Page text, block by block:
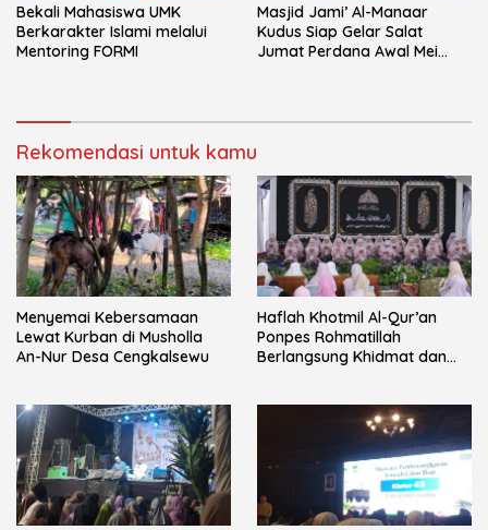
Bekali Mahasiswa UMK
Berkarakter Islami melalui
Mentoring FORMI
Masjid Jami’ Al-Manaar
Kudus Siap Gelar Salat
Jumat Perdana Awal Mei
Rekomendasi untuk kamu
Menyemai Kebersamaan
Lewat Kurban di Musholla
An-Nur Desa Cengkalsewu
Haflah Khotmil Al-Qur’an
Ponpes Rohmatillah
Berlangsung Khidmat dan